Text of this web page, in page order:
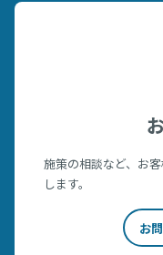
施策の相談など、お
します。
お